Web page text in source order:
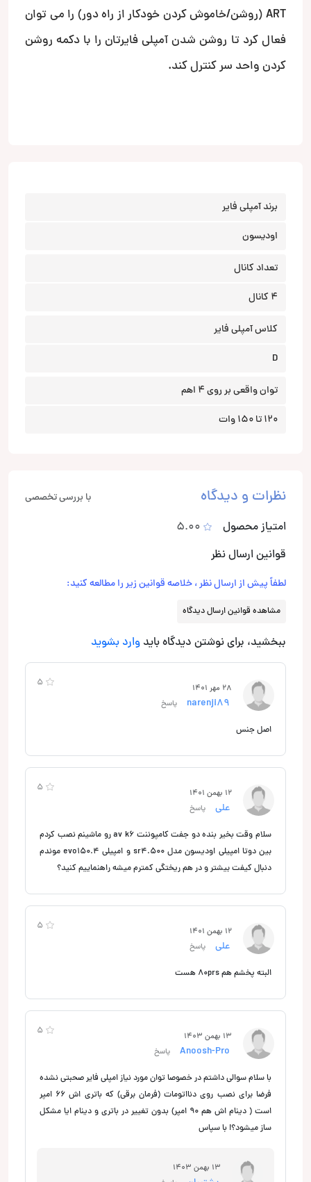
ART (روشن/خاموش کردن خودکار از راه دور) را می توان
فعال کرد تا روشن شدن آمپلی فایرتان را با دکمه روشن
کردن واحد سر کنترل کند.
برند آمپلی فایر
اودیسون
تعداد کانال
4 کانال
کلاس آمپلی فایر
D
توان واقعی بر روی 4 اهم
120 تا 150 وات
نظرات و دیدگاه با بررسی تخصصی
امتیاز محصول
5.00
قوانین ارسال نظر
لطفاً پیش از ارسال نظر ، خلاصه قوانین زیر را مطالعه کنید:
مشاهده قوانین ارسال دیدگاه
ببخشید، برای نوشتن دیدگاه باید وارد بشوید
5 28 مهر 1401
پاسخ
اصل جنس
5 12 بهمن 1401
علی پاسخ
سلام وقت بخیر بنده دو جفت کامپوننت av k6 رو ماشینم نصب کردم
بین دوتا امپیلی اودیسون مدل sr4.500 و امپیلی evo150.4 موندم
دنبال کیفت بیشتر و در هم ریختگی کمترم میشه راهنماییم کنید؟
5 12 بهمن 1401
علی پاسخ
البته پخشم هم 80prs هست
5 13 بهمن 1403
پاسخ
با سلام سوالی داشتم در خصوصا توان مورد نیاز امپلی فایر صحبتی نشده
فرضا برای نصب روی دنااتومات (فرمان برقی) که باتری اش 66 امپر
است ( دینام اش هم 90 امپر) بدون تغییر در باتری و دینام ایا مشکل
ساز میشود؟! با سپاس
13 بهمن 1403